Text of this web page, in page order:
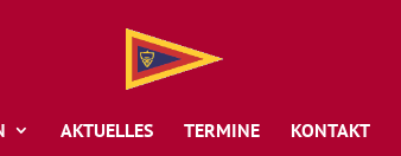
AKTUELLES TERMINE KONTAKT